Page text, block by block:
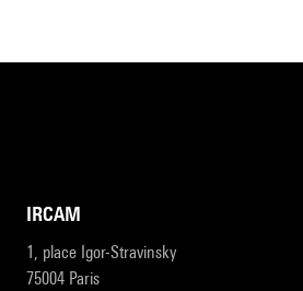
IRCAM
1, place Igor-Stravinsky
75004 Paris